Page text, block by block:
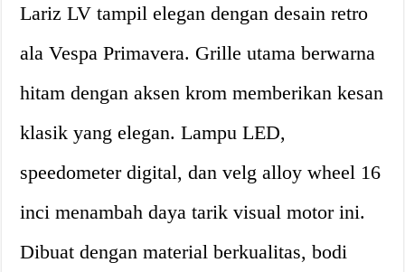
Lariz LV tampil elegan dengan desain retro
ala Vespa Primavera. Grille utama berwarna
hitam dengan aksen krom memberikan kesan
klasik yang elegan. Lampu LED,
speedometer digital, dan velg alloy wheel 16
inci menambah daya tarik visual motor ini.
Dibuat dengan material berkualitas, bodi